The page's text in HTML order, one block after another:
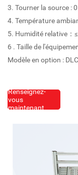
3. Tourner la source :
4. Température
5. Humidité relative：
6 . Taille de
Modèle en option :
Renseignez-
vous
maintenant